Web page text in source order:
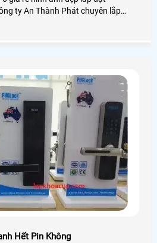
ty An Thành Phát chuyên lắp
Hết Pin Không